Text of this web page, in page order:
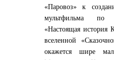
«Паровоз» к
мультфильма по
«Настоящая история
вселенной
окажется шире